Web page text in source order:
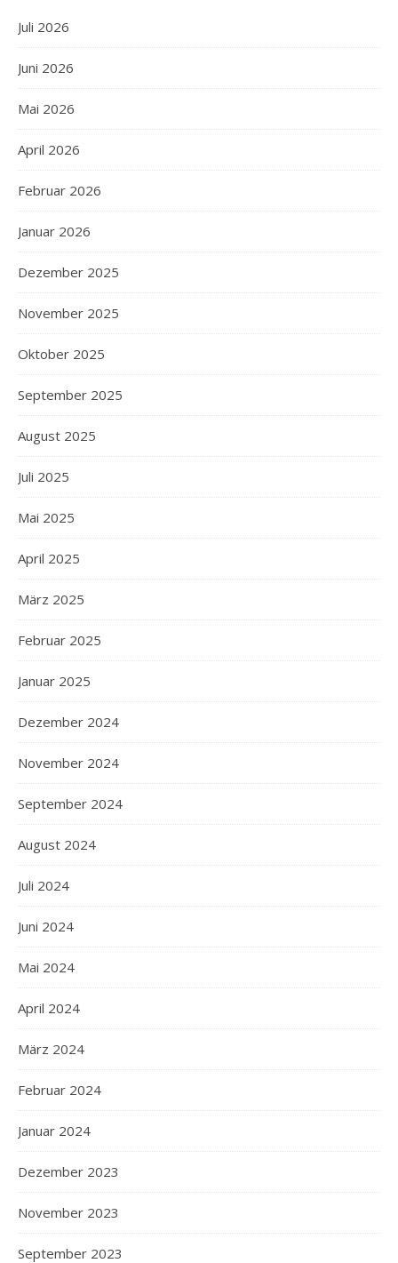
Juli 2026
Juni 2026
Mai 2026
April 2026
Februar 2026
Januar 2026
Dezember 2025
November 2025
Oktober 2025
September 2025
August 2025
Juli 2025
Mai 2025
April 2025
März 2025
Februar 2025
Januar 2025
Dezember 2024
November 2024
September 2024
August 2024
Juli 2024
Juni 2024
Mai 2024
April 2024
März 2024
Februar 2024
Januar 2024
Dezember 2023
November 2023
September 2023